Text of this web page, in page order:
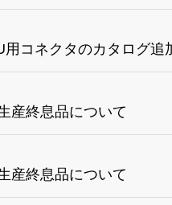
用コネクタのカタログ追
産終息品について
産終息品について